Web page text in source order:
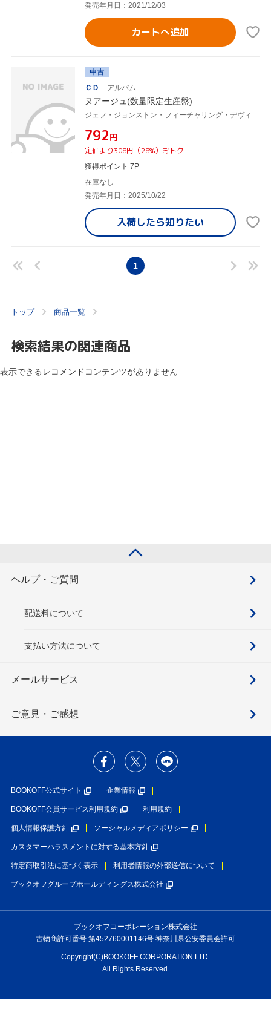
発売年月日：2021/12/03
カートへ追加
中古
ＣＤ
アルバム
ヌアージュ(数量限定生産盤)
¥792円
定価より308円（28%）おトク
獲得ポイント 7P
在庫なし
発売年月日：2025/10/22
入荷したら知りたい
1
トップ 商品一覧
検索結果の関連商品
表示できるレコメンドコンテンツがありません
ヘルプ・ご質問
配送料について
支払い方法について
メールサービス
ご意見・ご感想
BOOKOFF公式サイト 企業情報
BOOKOFF会員サービス利用規約 利用規約
個人情報保護方針 ソーシャルメディアポリシー
カスタマーハラスメントに対する基本方針
特定商取引法に基づく表示 利用者情報の外部送信について
ブックオフグループホールディングス株式会社
ブックオフコーポレーション株式会社
古物商許可番号 第452760001146号 神奈川県公安委員会許可
Copyright(C)BOOKOFF CORPORATION LTD.
All Rights Reserved.